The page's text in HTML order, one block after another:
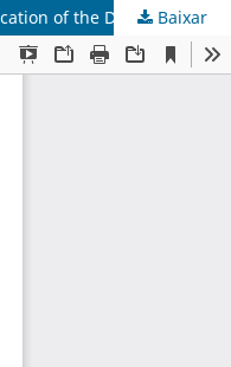
of the Deaf Baixar